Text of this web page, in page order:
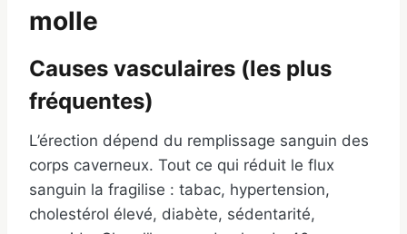
molle
Causes vasculaires (les plus
fréquentes)
L’érection dépend du remplissage sanguin des
corps caverneux. Tout ce qui réduit le flux
sanguin la fragilise : tabac, hypertension,
cholestérol élevé, diabète, sédentarité,